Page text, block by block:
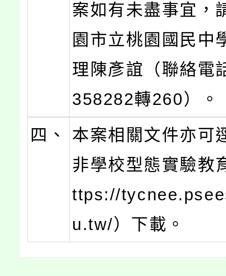
案如有未盡事宜，
園市立桃園國民中
理陳彥誼（聯絡電
358282轉260）。
四、
本案相關文件亦可
非學校型態實驗教
ttps://
u.tw/）下載。